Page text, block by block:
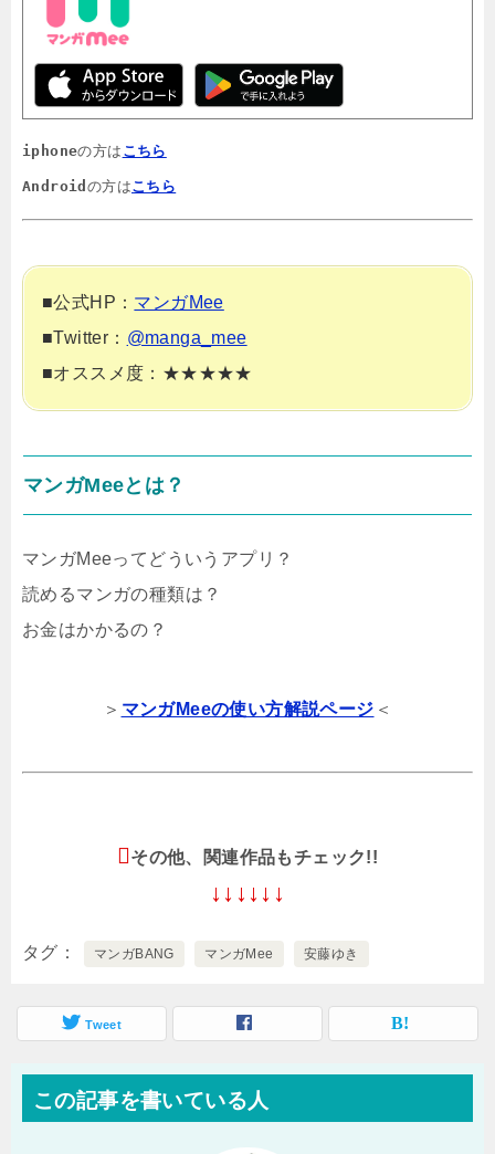
iphoneの方は こちら
Android の方はこちら
■公式HP： マンガMee
■Twitter： @manga_mee
■オススメ度：★★★★★
マンガMeeとは？
マンガMeeってどういうアプリ？
読めるマンガの種類は？
お金はかかるの？
＞ マンガMeeの使い方解説ページ ＜
その他、関連作品もチェック!!
↓↓↓↓↓↓
タグ マンガBANG マンガMee 安藤ゆき
Tweet
この記事を書いている人